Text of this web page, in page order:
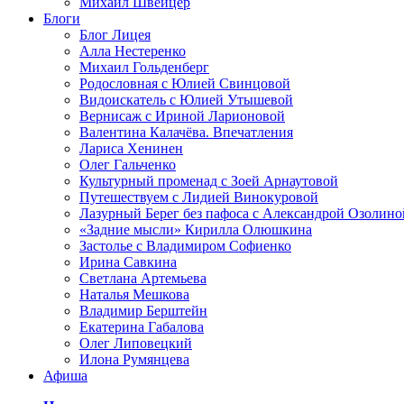
Блоги
Блог Лицея
Алла Нестеренко
Михаил Гольденберг
Родословная с Юлией Свинцовой
Видоискатель с Юлией Утышевой
Вернисаж с Ириной Ларионовой
Валентина Калачёва. Впечатления
Лариса Хенинен
Олег Гальченко
Культурный променад с Зоей Арнаутовой
Путешествуем с Лидией Винокуровой
Лазурный Берег без пафоса с Александрой
«Задние мысли» Кирилла Олюшкина
Застолье с Владимиром Софиенко
Ирина Савкина
Светлана Артемьева
Наталья Мешкова
Владимир Берштейн
Екатерина Габалова
Олег Липовецкий
Илона Румянцева
Афиша